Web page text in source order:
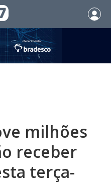
milhões
receber
terça-